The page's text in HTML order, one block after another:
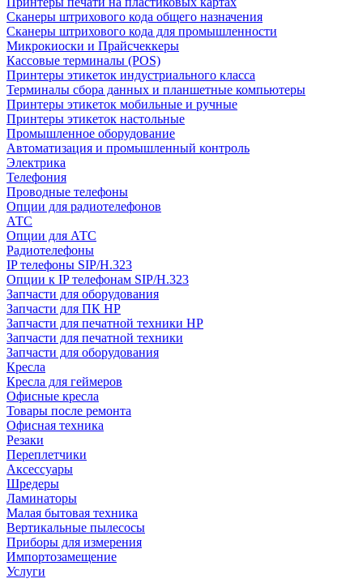
Сканеры штрихового кода общего назначения
Сканеры штрихового кода для промышленности
Микрокиоски и Прайсчеккеры
Кассовые терминалы (POS)
Принтеры этикеток индустриального класса
Терминалы сбора данных и планшетные компьютеры
Принтеры этикеток мобильные и ручные
Принтеры этикеток настольные
Промышленное оборудование
Автоматизация и промышленный контроль
Электрика
Телефония
Проводные телефоны
Опции для радиотелефонов
АТС
Опции для АТС
Радиотелефоны
IP телефоны SIP/H.323
Опции к IP телефонам SIP/H.323
Запчасти для оборудования
Запчасти для ПК HP
Запчасти для печатной техники HP
Запчасти для печатной техники
Запчасти для оборудования
Кресла
Кресла для геймеров
Офисные кресла
Товары после ремонта
Офисная техника
Резаки
Переплетчики
Аксессуары
Шредеры
Ламинаторы
Малая бытовая техника
Вертикальные пылесосы
Приборы для измерения
Импортозамещение
Услуги